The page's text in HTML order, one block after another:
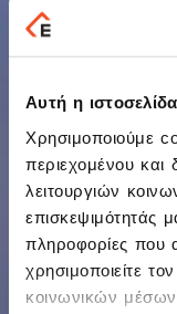
Αυτή η
Χρησιμοποιούμε
περιεχομένου
λειτουργιών
επισκεψιμότητάς
πληροφορίες που
χρησιμοποιείτε
κοινωνικών